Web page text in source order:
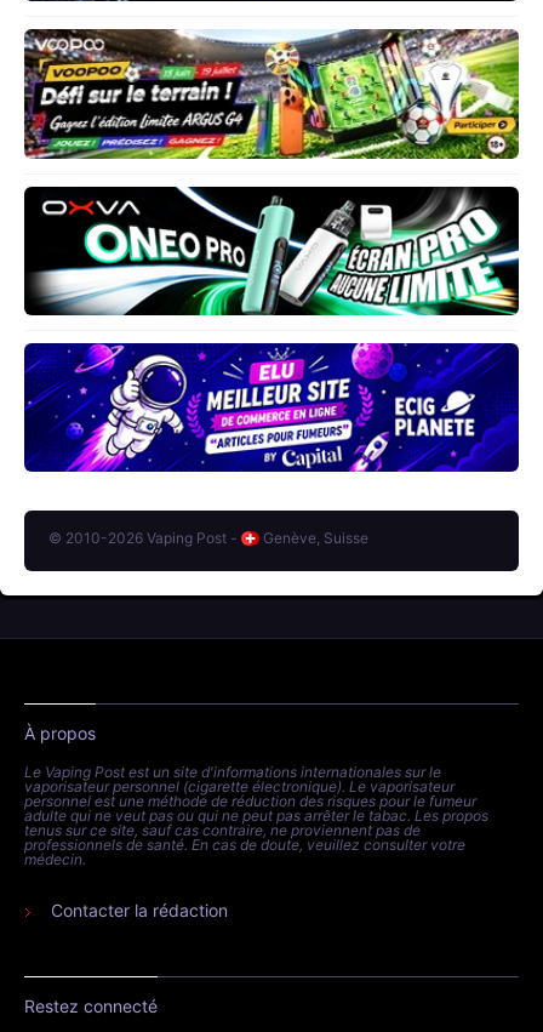
© 2010-2026 Vaping Post - Genève, Suisse
À propos
Le Vaping Post est un site d'informations internationales sur le
vaporisateur personnel (cigarette électronique). Le vaporisateur
personnel est une méthode de réduction des risques pour le fumeur
adulte qui ne veut pas ou qui ne peut pas arrêter le tabac. Les propos
tenus sur ce site, sauf cas contraire, ne proviennent pas de
professionnels de santé. En cas de doute, veuillez consulter votre
médecin.
Contacter la rédaction
Restez connecté